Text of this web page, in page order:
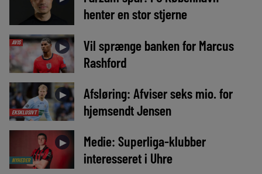
henter en stor stjerne
AVIS ►
Vil sprænge banken for Marcus
Rashford
EKSKLUSIVT
►
Afsløring: Afviser seks mio. for
hjemsendt Jensen
NYHEDER
►
Medie: Superliga-klubber
interesseret i Uhre